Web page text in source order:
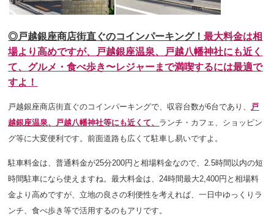
◎戸越銀座商店街直ぐのコインパーキング！最大料金は相
場より高めですが、
戸越銀座温泉、戸越八幡神社にも近く
て、グルメ・食べ歩き〜レジャーまで満喫するには最適で
すよ！
戸越銀座商店街直ぐのコインパーキングで、収容台数が6台であり、
戸
越銀座温泉、戸越八幡神社等にも近くて、 ランチ・カフェ、ショッピン
グ等に大変便利です。前面道路も広くて駐車し易いですよ。
駐車料金は、普通料金が25分200円と相場料金なので、2.5時間以内の短
時間駐車になら使えますね。最大料金は、24時間最大2,400円と相場料
金より高めですが、立地の良さの利便性を考えれば、一日中ゆっくりラ
ンチ、食べ歩き等で活用するのもアリです。